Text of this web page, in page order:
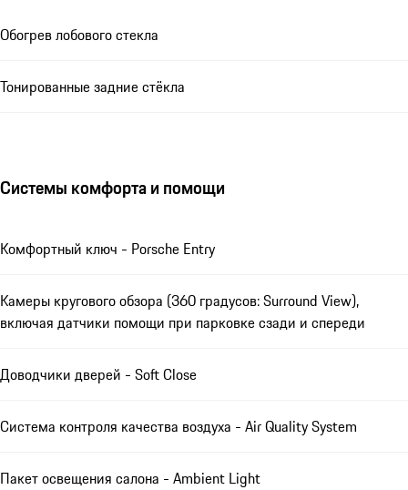
Обогрев лобового стекла
Тонированные задние стёкла
Системы комфорта и помощи
Комфортный ключ - Porsche Entry
Камеры кругового обзора (360 градусов: Surround View),
включая датчики помощи при парковке сзади и спереди
Доводчики дверей - Soft Close
Система контроля качества воздуха - Air Quality System
Пакет освещения салона - Ambient Light